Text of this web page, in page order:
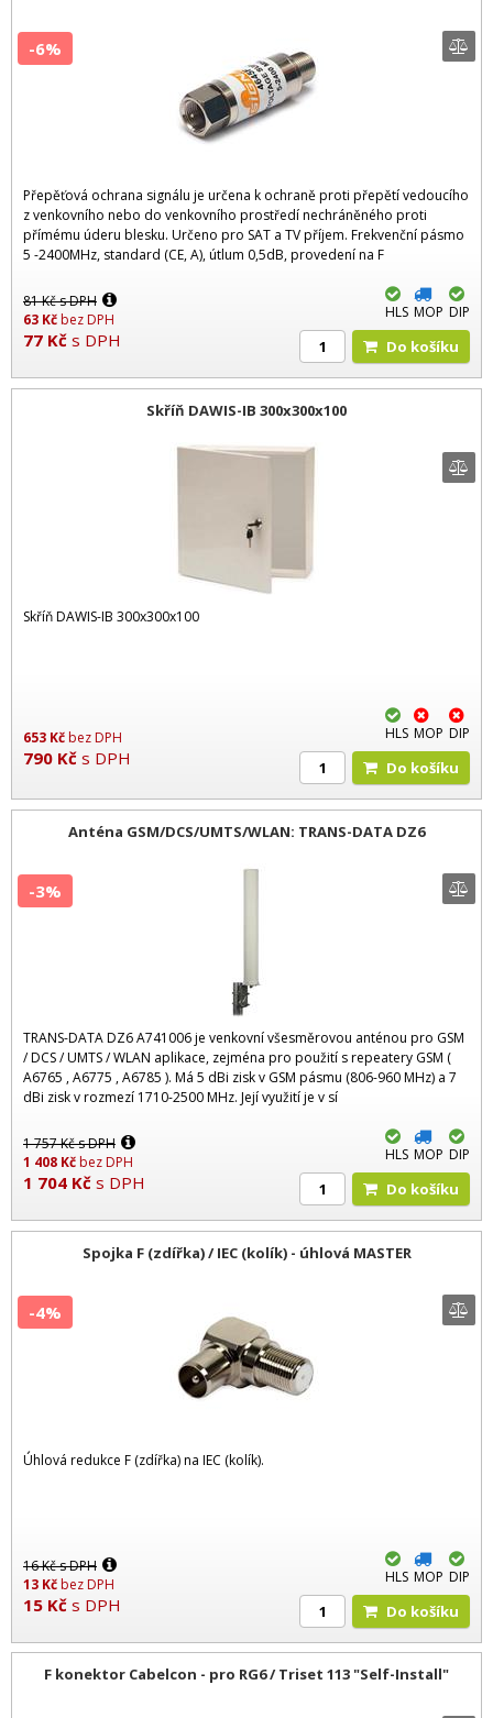
Přepěťová ochrana signálu je určena k ochraně proti přepětí vedoucího
z venkovního nebo do venkovního prostředí nechráněného proti
přímému úderu blesku. Určeno pro SAT a TV příjem. Frekvenční pásmo
5 -2400MHz, standard (CE, A), útlum 0,5dB, provedení na F
81Kčs DPH
63 Kčbez DPH
77 Kč s DPH
-6%
HLS MOP DIP
Do košíku
Skříň DAWIS-IB 300x300x100
Skříň DAWIS-IB 300x300x100
653 Kčbez DPH
790 Kč s DPH
HLS MOP DIP
Do košíku
Anténa GSM/DCS/UMTS/WLAN: TRANS-DATA DZ6
TRANS-DATA DZ6 A741006 je venkovní všesměrovou anténou pro GSM
/ DCS / UMTS / WLAN aplikace, zejména pro použití s repeatery GSM (
A6765 , A6775 , A6785 ). Má 5 dBi zisk v GSM pásmu (806-960 MHz) a 7
dBi zisk v rozmezí 1710-2500 MHz. Její využití je v sí
1 757Kčs DPH
1 408 Kčbez DPH
1 704 Kč s DPH
-3%
HLS MOP DIP
Do košíku
Spojka F (zdířka) / IEC (kolík) - úhlová MASTER
Úhlová redukce F (zdířka) na IEC (kolík).
16Kčs DPH
13 Kčbez DPH
15 Kč s DPH
-4%
HLS MOP DIP
Do košíku
F konektor Cabelcon - pro RG6 / Triset 113 "Self-Install"